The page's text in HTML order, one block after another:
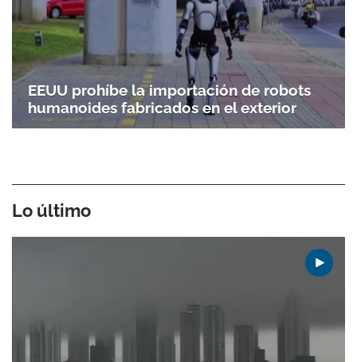
EEUU prohíbe la importación de robots
humanoides fabricados en el exterior
Lo último